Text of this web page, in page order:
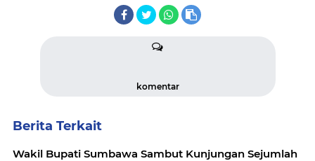
komentar
Berita Terkait
Wakil Bupati Sumbawa Sambut Kunjungan Sejumlah